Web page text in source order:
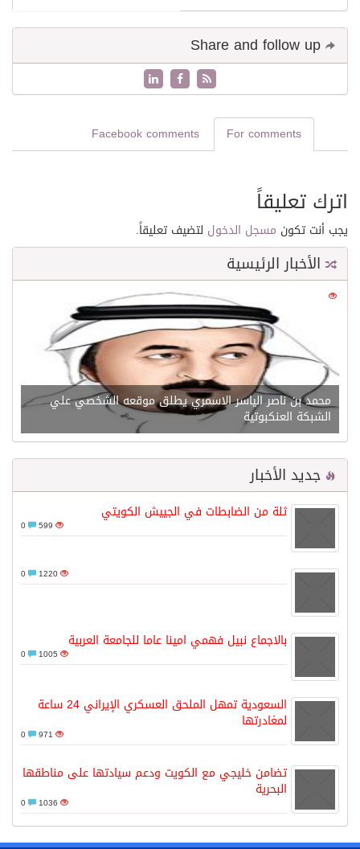
For comments
Facebook comments
اترك تعليقاً
يجب أنت تكون مسجل الدخول لتضيف تعليقاً.
الأخبار الرئيسية
21576
محمد بن ناصر الياسر الاسمري يطلق موقعه الشخصي علي
الشبكة العنكبوتية
جديد الأخبار
ثلة من الضابطات في الجييش الكويتي
599
1220
بالاجماع نبيل فهمي امينا عاما للجامعة العربية
1005
السعودية تمهل الملحق العسكري الإيراني 24 ساعة
لمغادرتها
971
تضامن خليجي مع الكويت ودعم سيادتها على مناطقها
البحرية
1036